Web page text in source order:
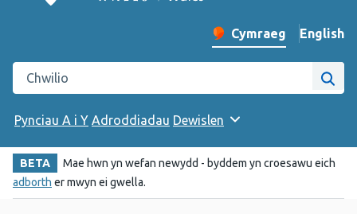
Newid iaith y wefan
Cymraeg English
–
Chwilio gwefan Iechyd Cyhoeddus Cymru
Pynciau A i Y Adroddiadau Dewislen
BETA
Mae hwn yn wefan newydd - byddem yn croesawu eich
adborth er mwyn ei gwella.